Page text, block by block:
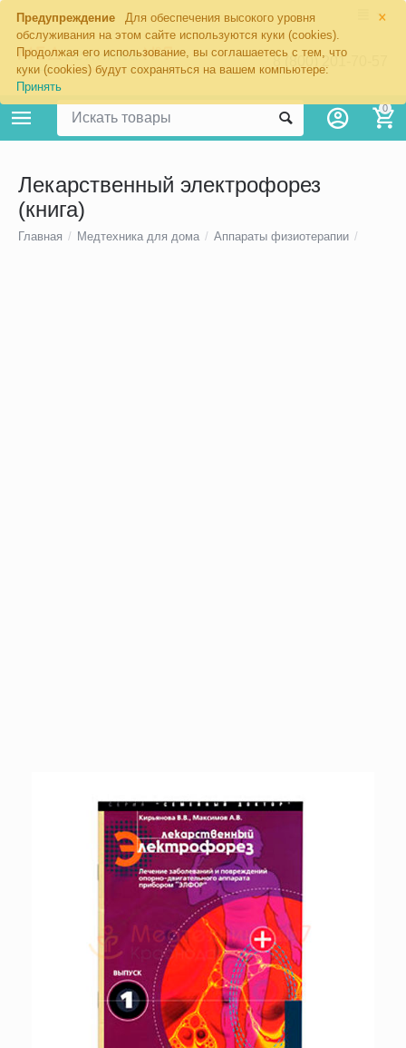
×
Предупреждение
Для обеспечения высокого уровня
обслуживания на этом сайте используются куки (cookies).
Продолжая его использование, вы соглашаетесь с тем, что
куки (cookies) будут сохраняться на вашем компьютере:
Принять
8 (800) 201-70-57
0
Лекарственный электрофорез
(книга)
Главная / Медтехника для дома / Аппараты физиотерапии /